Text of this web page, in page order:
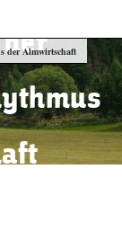
der Almwirtschaft